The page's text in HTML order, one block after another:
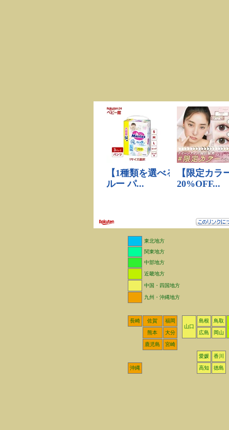
東北地方
関東地方
中部地方
近畿地方
中国・四国地方
九州・沖縄地方
長崎 佐賀
福岡
山口
島根
鳥取
熊本
大分 広島 岡山
鹿児島 宮崎
愛媛 香川
沖縄 高知 徳島